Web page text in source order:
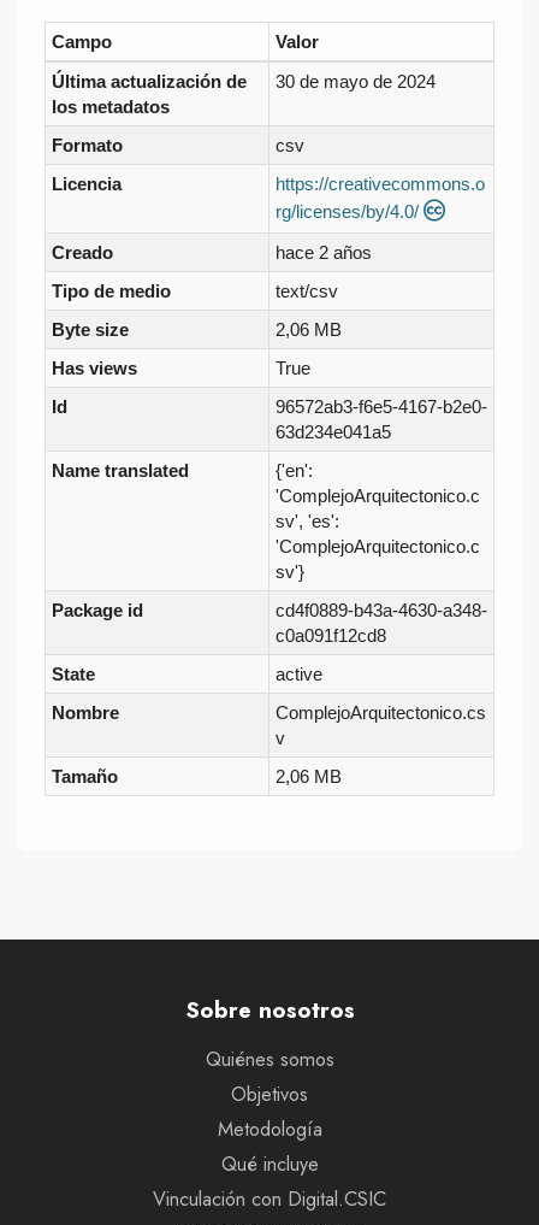
Campo
Valor
Última actualización de
los metadatos
30 de mayo de 2024
Formato
csv
Licencia
https://creativecommons.o
rg/licenses/by/4.0/
Creado
hace 2 años
Tipo de medio
text/csv
Byte size
2,06 MB
Has views
True
Id
96572ab3-f6e5-4167-b2e0-
63d234e041a5
Name translated
{'en':
'ComplejoArquitectonico.c
sv', 'es':
'ComplejoArquitectonico.c
sv'}
Package id
cd4f0889-b43a-4630-a348-
c0a091f12cd8
State
active
Nombre
ComplejoArquitectonico.cs
v
Tamaño
2,06 MB
Sobre nosotros
Quiénes somos
Objetivos
Metodología
Qué incluye
Vinculación con Digital.CSIC